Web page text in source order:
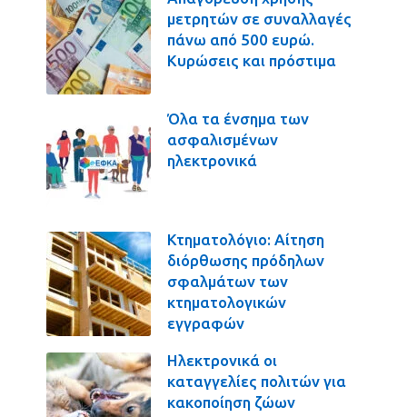
μετρητών σε συναλλαγές
πάνω από 500 ευρώ.
Κυρώσεις και πρόστιμα
Όλα τα ένσημα των
ασφαλισμένων
ηλεκτρονικά
Κτηματολόγιο: Αίτηση
διόρθωσης πρόδηλων
σφαλμάτων των
κτηματολογικών
εγγραφών
Ηλεκτρονικά οι
καταγγελίες πολιτών για
κακοποίηση ζώων